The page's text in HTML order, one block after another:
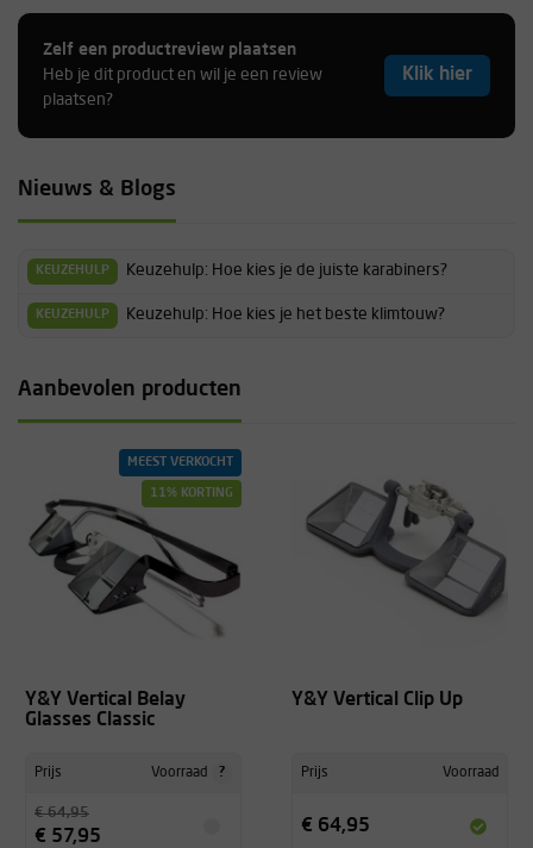
aan het klimmen bent en je kijkt naar beneden, zie je een zekeraar
Tamara
Werkt perfect! Zo een stuk minder last van je nek bij het zekeren.
Nienke
Zelf een productreview plaatsen
Heb je dit product en wil je een review
plaatsen?
Klik hier
Nieuws & Blogs
KEUZEHULP Keuzehulp: Hoe kies je de juiste karabiners?
KEUZEHULP Keuzehulp: Hoe kies je het beste klimtouw?
Aanbevolen producten
MEEST VERKOCHT
11% KORTING
Y&Y Vertical Belay
Glasses Classic
Prijs Voorraad ?
€ 64,95
€ 57,95
Y&Y Vertical Clip Up
Prijs Voorraad
€ 64,95